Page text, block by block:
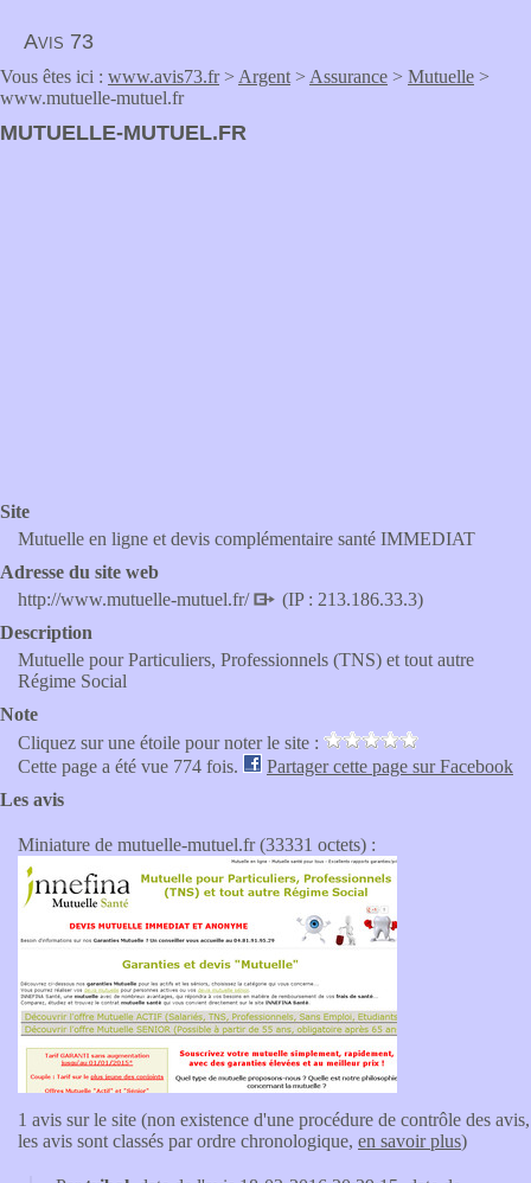
Avis 73
Vous êtes ici : www.avis73.fr> Argent > Assurance > Mutuelle >
www.mutuelle-mutuel.fr
MUTUELLE-MUTUEL.FR
Site
Mutuelle en ligne et devis complémentaire santé IMMEDIAT
Adresse du site web
http://www.mutuelle-mutuel.fr/
(IP : 213.186.33.3)
Description
Mutuelle pour Particuliers, Professionnels (TNS) et tout autre
Régime Social
Note
Cliquez sur une étoile pour noter le site :
Cette page a été vue 774 fois.
Partager cette page sur Facebook
Les avis
Miniature de mutuelle-mutuel.fr (33331 octets) :
1 avis sur le site (non existence d'une procédure de contrôle des avis,
les avis sont classés par ordre chronologique, en savoir plus)